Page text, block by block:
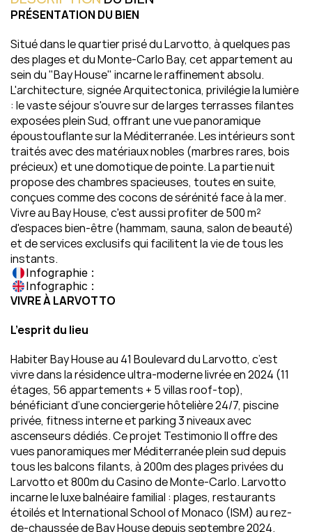
PRÉSENTATION DU BIEN
Situé dans le quartier prisé du Larvotto, à quelques pas
des plages et du Monte-Carlo Bay, cet appartement au
sein du "Bay House" incarne le raffinement absolu.
L'architecture, signée Arquitectonica, privilégie la lumière
: le vaste séjour s'ouvre sur de larges terrasses filantes
exposées plein Sud, offrant une vue panoramique
époustouflante sur la Méditerranée. Les intérieurs sont
traités avec des matériaux nobles (marbres rares, bois
précieux) et une domotique de pointe. La partie nuit
propose des chambres spacieuses, toutes en suite,
conçues comme des cocons de sérénité face à la mer.
Vivre au Bay House, c'est aussi profiter de 500 m²
d'espaces bien-être (hammam, sauna, salon de beauté)
et de services exclusifs qui facilitent la vie de tous les
instants.
Infographie :
Infographic :
VIVRE À LARVOTTO
L’esprit du lieu
Habiter Bay House au 41 Boulevard du Larvotto, c’est
vivre dans la résidence ultra-moderne livrée en 2024 (11
étages, 56 appartements + 5 villas roof-top),
bénéficiant d’une conciergerie hôtelière 24/7, piscine
privée, fitness interne et parking 3 niveaux avec
ascenseurs dédiés. Ce projet Testimonio II offre des
vues panoramiques mer Méditerranée plein sud depuis
tous les balcons filants, à 200m des plages privées du
Larvotto et 800m du Casino de Monte‑Carlo. Larvotto
incarne le luxe balnéaire familial : plages, restaurants
étoilés et International School of Monaco (ISM) au rez-
de-chaussée de Bay House depuis septembre 2024.